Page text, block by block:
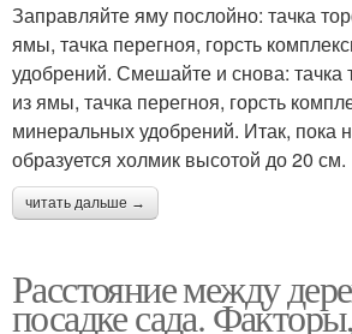
Заправляйте яму послойно: тачка
ямы, тачка перегноя, горсть
удобрений. Смешайте и снова: тачка
из ямы, тачка перегноя, горсть
минеральных удобрений. Итак, пока
образуется холмик высотой до 20 см.
читать дальше →
Расстояние между
посадке сада.